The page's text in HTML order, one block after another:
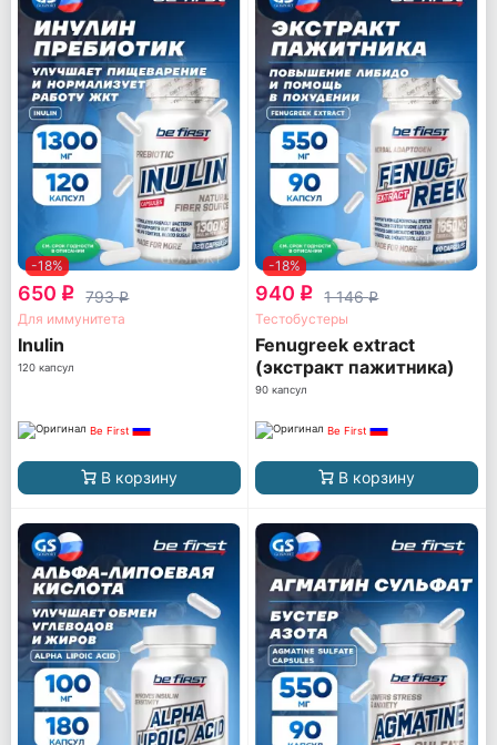
-18%
650 q 793q
Для иммунитета
Inulin
120 капсул
Be First
В корзину
-18%
940 q 1 146q
Тестобустеры
Fenugreek extract
(экстракт пажитника)
90 капсул
Be First
В корзину